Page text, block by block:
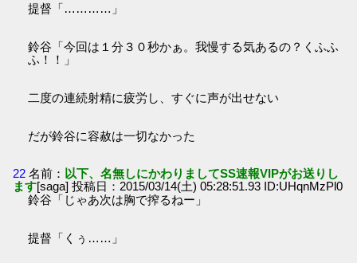
提督「…………」
鈴谷「今回は１分３０秒かぁ。我慢する気あるの？くふふ
ふ！！」
二度の連続射精に疲労し、すぐに声が出せない
だが鈴谷に容赦は一切なかった
22 名前： 以下、名無しにかわりましてSS速報VIPがお送りし
ます[saga] 投稿日：2015/03/14(土) 05:28:51.93 ID:UHqnMzPl0
鈴谷「じゃあ次は胸で搾るねー」
提督「くぅ……」